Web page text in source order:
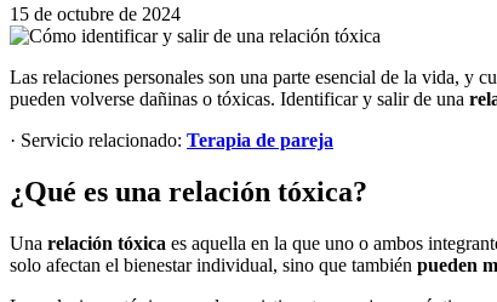
15 de octubre de 2024
Las relaciones personales son una parte esencial de la vida, y
pueden volverse dañinas o tóxicas. Identificar y salir de una
· Servicio relacionado: Terapia de pareja
¿Qué es una relación tóxica?
Una relación tóxica es aquella en la que uno o ambos
solo afectan el bienestar individual, sino que también pueden